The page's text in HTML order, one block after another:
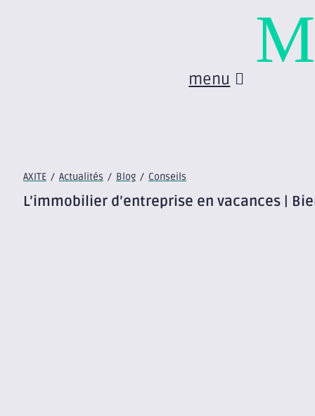
menu
AXITE / Actualités / Blog / Conseils
L’immobilier d’entreprise en vacances |
M